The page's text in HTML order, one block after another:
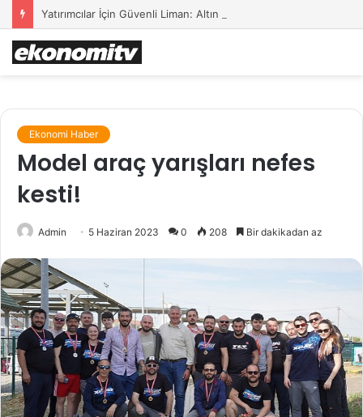
Yatırımcılar İçin Güvenli Liman: Altın Hâlâ İlk Sırada mı?
Ekonomi Haber
Model araç yarışları nefes
kesti!
Admin 5 Haziran 2023 0 208 Bir dakikadan az